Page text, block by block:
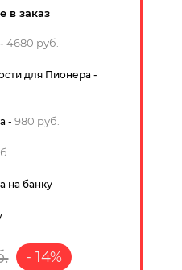
в заказ
4680 руб.
для Пионера -
- 980 руб.
на банку
-14%